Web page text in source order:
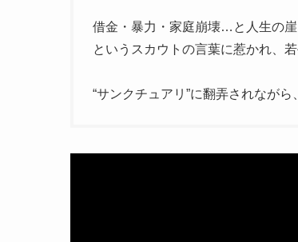
借金・暴力・家庭崩壊…と人生の
というスカウトの言葉に惹かれ、
“サンクチュアリ”に翻弄されなが